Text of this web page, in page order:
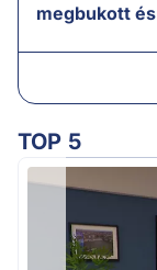
megbukott
TOP 5